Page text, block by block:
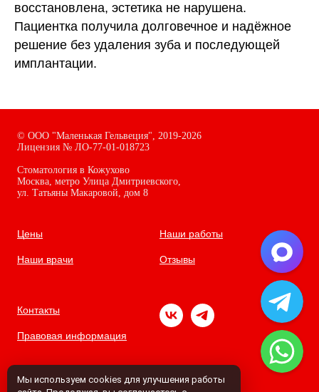
Мы используем cookies для улучшения работы
восстановлена, эстетика не нарушена.
Пациентка получила долговечное и надёжное
решение без удаления зуба и последующей
имплантации.
© ООО "Маленькая Гельвеция", 2019-2026
Лицензия № ЛО-77-01-018723
Стоматология в Кожухово
Москва, метро Улица Дмитриевского,
ул. Татьяны Макаровой, дом 8
Цены
Наши врачи
Наши работы
Отзывы
Контакты
Правовая информация